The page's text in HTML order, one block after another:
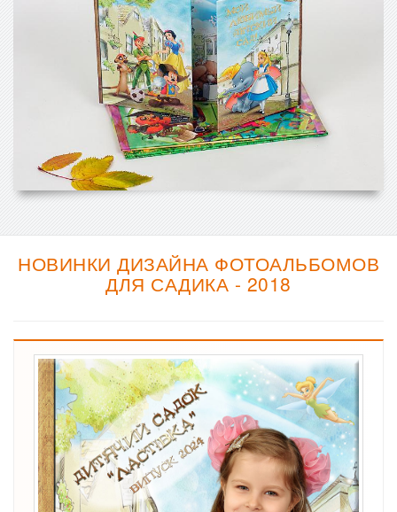
НОВИНКИ ДИЗАЙНА ФОТОАЛЬБОМОВ
ДЛЯ САДИКА - 2018